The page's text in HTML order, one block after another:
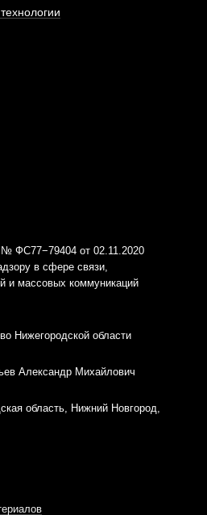
ФС77−79404 от 02.11.2020
в сфере связи,
и массовых коммуникаций
Нижегородской области
Александр Михайлович
область, Нижний Новгород,